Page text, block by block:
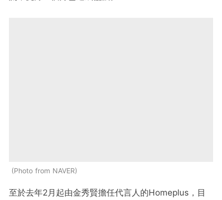
Photo from NAVER
至於去年2月起由金秀賢擔任代言人的Homeplus，目